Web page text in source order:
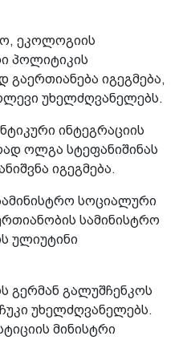
ეკოლოგიის
პოლიტიკის
გაერთიანება იგეგმება,
უხელძღვანელებს.
ინტეგრაციის
ოლგა სტეფანიშინას
იგეგმება.
სოციალური
სამინისტრო
ულიუტინი
გერმან გალუშჩენკოს
უხელძღვანელებს.
მინისტრი